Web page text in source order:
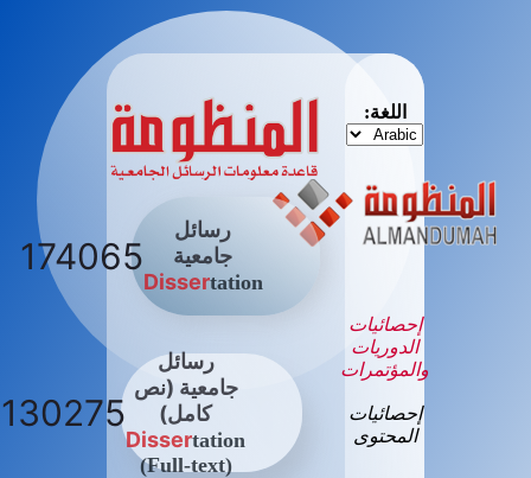
اللغة:
إحصائيات
الدوريات
والمؤتمرات
إحصائيات
المحتوى
رسائل
جامعية
Dissertation
174065
رسائل
جامعية (نص
كامل)
Dissertation
(Full-text)
130275